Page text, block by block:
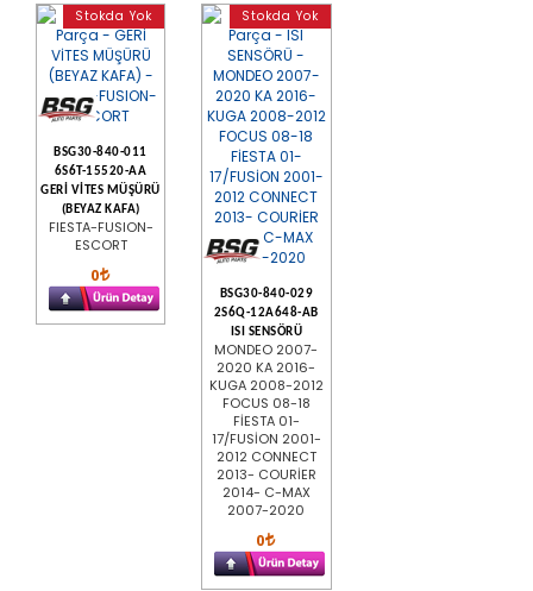
Stokda Yok
BSG30-840-011
6S6T-15520-AA
GERİ VİTES MÜŞÜRÜ
(BEYAZ KAFA)
FIESTA-FUSION-
ESCORT
0
Stokda Yok
BSG30-840-029
2S6Q-12A648-AB
ISI SENSÖRÜ
MONDEO 2007-
2020 KA 2016-
KUGA 2008-2012
FOCUS 08-18
FİESTA 01-
17/FUSİON 2001-
2012 CONNECT
2013- COURİER
2014- C-MAX
2007-2020
0